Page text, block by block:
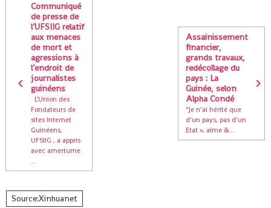
Communiqué
de presse de
l’UFSIIG relatif
aux menaces
de mort et
agressions à
l’endroit de
journalistes
guinéens
L'Union des
Fondateurs de
sites Internet
Guinéens,
UFSIIG , a appris
avec amertume
...
Assainissement
financier,
grands travaux,
redécollage du
pays : La
Guinée, selon
Alpha Condé
“Je n’ai hérité que
d’un pays, pas d’un
Etat », aime &...
Source:Xinhuanet